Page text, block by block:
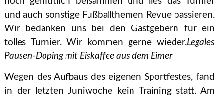
und auch sonstige Fußballthemen Revue passieren.
Wir bedanken uns bei den Gastgebern für ein
tolles Turnier. Wir kommen gerne wieder.Legales
Pausen-Doping mit Eiskaffee aus dem Eimer
Wegen des Aufbaus des eigenen Sportfestes, fand
in der letzten Juniwoche kein Training statt. Am